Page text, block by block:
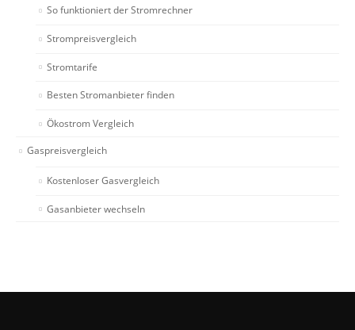
So funktioniert der Stromrechner
Strompreisvergleich
Stromtarife
Besten Stromanbieter finden
Ökostrom Vergleich
Gaspreisvergleich
Kostenloser Gasvergleich
Gasanbieter wechseln